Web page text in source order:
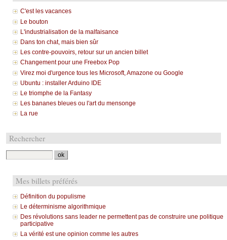
C'est les vacances
Le bouton
L'industrialisation de la malfaisance
Dans ton chat, mais bien sûr
Les contre-pouvoirs, retour sur un ancien billet
Changement pour une Freebox Pop
Virez moi d'urgence tous les Microsoft, Amazone ou Google
Ubuntu : installer Arduino IDE
Le triomphe de la Fantasy
Les bananes bleues ou l'art du mensonge
La rue
Rechercher
Mes billets préférés
Définition du populisme
Le déterminisme algorithmique
Des révolutions sans leader ne permettent pas de construire une politique
participative
La vérité est une opinion comme les autres